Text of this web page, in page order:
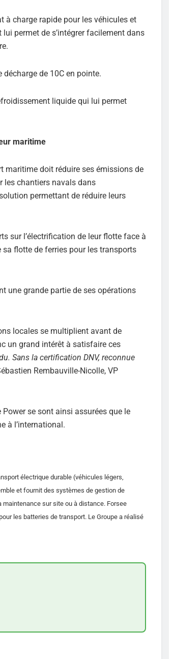
à charge rapide pour les véhicules et
permet de s’intégrer facilement dans
de 10C en pointe.
liquide qui lui permet
maritime
maritime doit réduire ses émissions de
les chantiers navals dans
permettant de réduire leurs
sur l’électrification de leur flotte face à
sa flotte de ferries pour les transports
une grande partie de ses opérations
locales se multiplient avant de
un grand intérêt à satisfaire ces
Sans la certification DNV, reconnue
Rembauville-Nicolle, VP
se sont ainsi assurées que le
à l’international.
électrique durable (véhicules légers,
et fournit des systèmes de gestion de
maintenance sur site ou à distance. Forsee
les batteries de transport. Le Groupe a réalisé